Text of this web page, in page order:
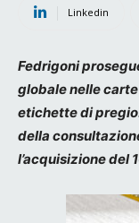
Linkedin
Fedrigoni
globale nelle
etichette di
della
l’acquisizione del